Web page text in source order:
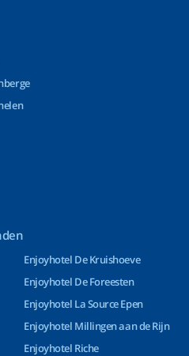
Enjoyhotel De Kruishoeve
Enjoyhotel De Foreesten
Enjoyhotel La Source Epen
Enjoyhotel Millingen aan de Rijn
Enjoyhotel Riche